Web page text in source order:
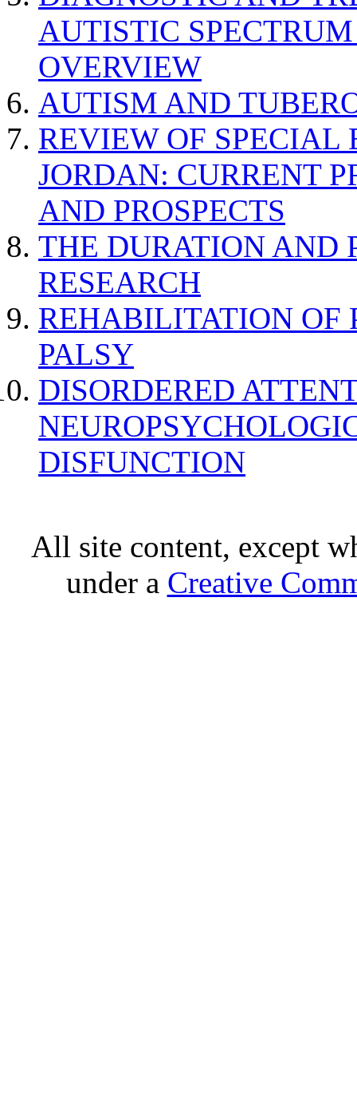
AUTISTIC
OVERVIEW
AUTISM AND
REVIEW OF SPECIAL
JORDAN: CURRENT
AND PROSPECTS
THE DURATION AND
RESEARCH
REHABILITATION OF
PALSY
DISORDERED
DISFUNCTION
All site content, except
under a Creative